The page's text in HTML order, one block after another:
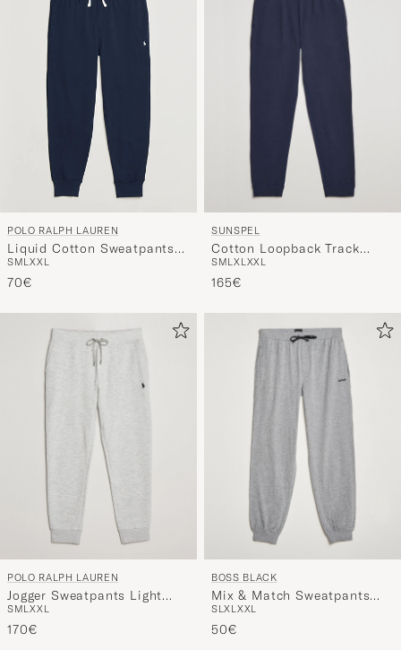
Stil
POLO RALPH LAUREN
Liquid Cotton Sweatpants
Navy
SMLXXL
70€
SUNSPEL
Cotton Loopback Track
Pants Navy
SMLXLXXL
165€
POLO RALPH LAUREN
Jogger Sweatpants Light
Sport Heather
SMLXXL
170€
BOSS BLACK
Mix & Match Sweatpants
Medium Grey
SLXLXXL
50€